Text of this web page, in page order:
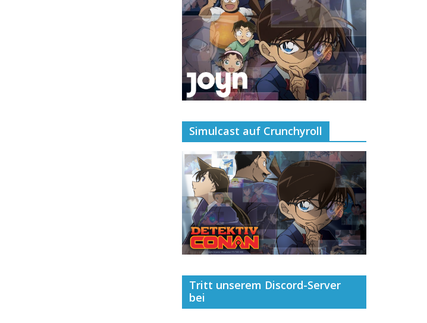
Simulcast auf Crunchyroll
Tritt unserem Discord-Server
bei